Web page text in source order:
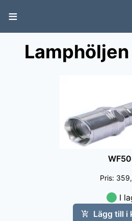
≡
Lamphöljen
Pris:
I
Lägg till i